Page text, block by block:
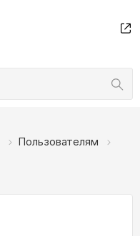
Пользователям